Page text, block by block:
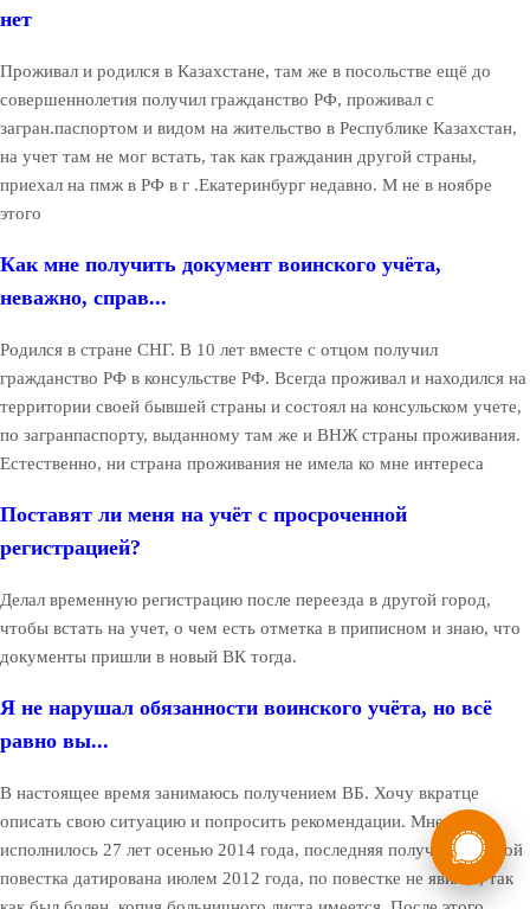
нет
Проживал и родился в Казахстане, там же в посольстве ещё до
совершеннолетия получил гражданство РФ, проживал с
загран.паспортом и видом на жительство в Республике Казахстан,
на учет там не мог встать, так как гражданин другой страны,
приехал на пмж в РФ в г .Екатеринбург недавно. М не в ноябре
этого
Как мне получить документ воинского учёта,
неважно, справ...
Родился в стране СНГ. В 10 лет вместе с отцом получил
гражданство РФ в консульстве РФ. Всегда проживал и находился на
территории своей бывшей страны и состоял на консульском учете,
по загранпаспорту, выданному там же и ВНЖ страны проживания.
Естественно, ни страна проживания не имела ко мне интереса
Поставят ли меня на учёт с просроченной
регистрацией?
Делал временную регистрацию после переезда в другой город,
чтобы встать на учет, о чем есть отметка в приписном и знаю, что
документы пришли в новый ВК тогда.
Я не нарушал обязанности воинского учёта, но всё
равно вы...
В настоящее время занимаюсь получением ВБ. Хочу вкратце
описать свою ситуацию и попросить рекомендации. Мне
исполнилось 27 лет осенью 2014 года, последняя полученная мной
повестка датирована июлем 2012 года, по повестке не явился, так
Мы в России
консультация
8 (800) 775-35-89